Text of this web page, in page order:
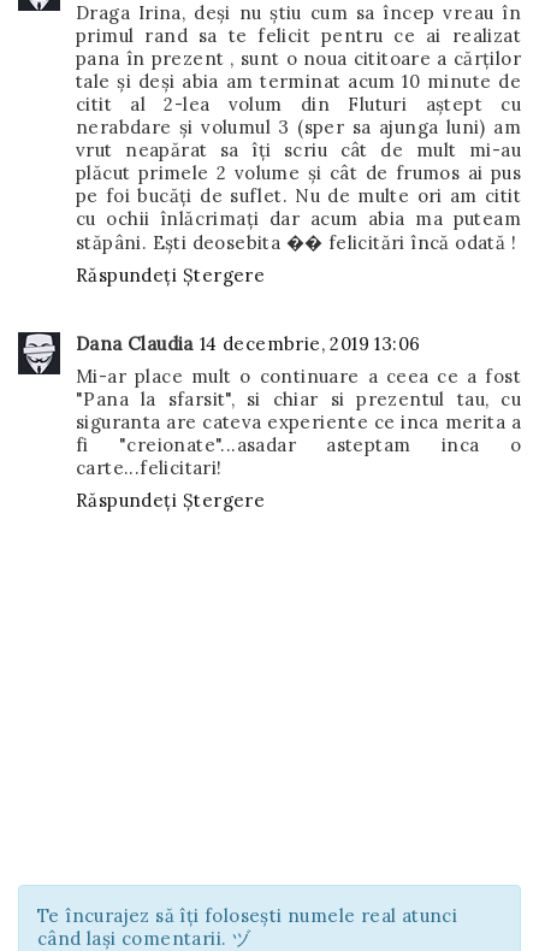
Draga Irina, deși nu știu cum sa încep vreau în
primul rand sa te felicit pentru ce ai realizat
pana în prezent , sunt o noua cititoare a cărților
tale și deși abia am terminat acum 10 minute de
citit al 2-lea volum din Fluturi aștept cu
nerabdare și volumul 3 (sper sa ajunga luni) am
vrut neapărat sa îți scriu cât de mult mi-au
plăcut primele 2 volume și cât de frumos ai pus
pe foi bucăți de suflet. Nu de multe ori am citit
cu ochii înlăcrimați dar acum abia ma puteam
stăpâni. Ești deosebita �� felicitări încă odată !
Răspundeți Ștergere
Dana Claudia 14 decembrie, 2019 13:06
Mi-ar place mult o continuare a ceea ce a fost
"Pana la sfarsit", si chiar si prezentul tau, cu
siguranta are cateva experiente ce inca merita a
fi "creionate"...asadar asteptam inca o
carte...felicitari!
Răspundeți Ștergere
Te încurajez să îți folosești numele real atunci
când lași comentarii. ヅ